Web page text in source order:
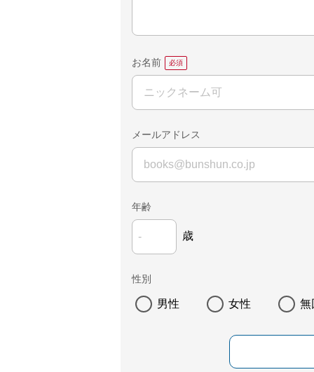
お名前
メールアドレス
年齢
歳
性別
男性 女性 無